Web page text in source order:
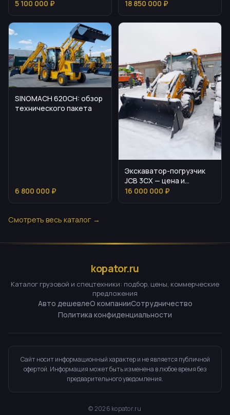
дорожных работ
5 100 000 ₽ 18 850 000 ₽
SINOMACH 620CH: обзор
технического пакета
6 800 000 ₽
Экскаватор-погрузчик
JCB 3CX — цена и
эксплуатация
16 000 000 ₽
Смотреть весь каталог →
kopator.ru
Каталог грузовой и спецтехники: подбор, цены, коммерческие
предложения
Авто дешевлеО компанииСотрудничество
Политика конфиденциальности
Сайт носит информационный характер и не является публичной
офертой. Информация может быть изменена в любое время без
предварительного уведомления.
©2026 kopator.ru